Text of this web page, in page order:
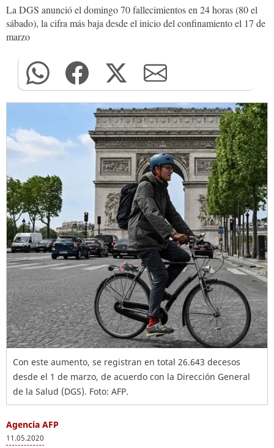
La DGS anunció el domingo 70 fallecimientos en 24 horas (80 el
sábado), la cifra más baja desde el inicio del confinamiento el 17 de
marzo
Con este aumento, se registran en total 26.643 decesos
desde el 1 de marzo, de acuerdo con la Dirección General
de la Salud (DGS). Foto: AFP.
Agencia AFP
11.05.2020